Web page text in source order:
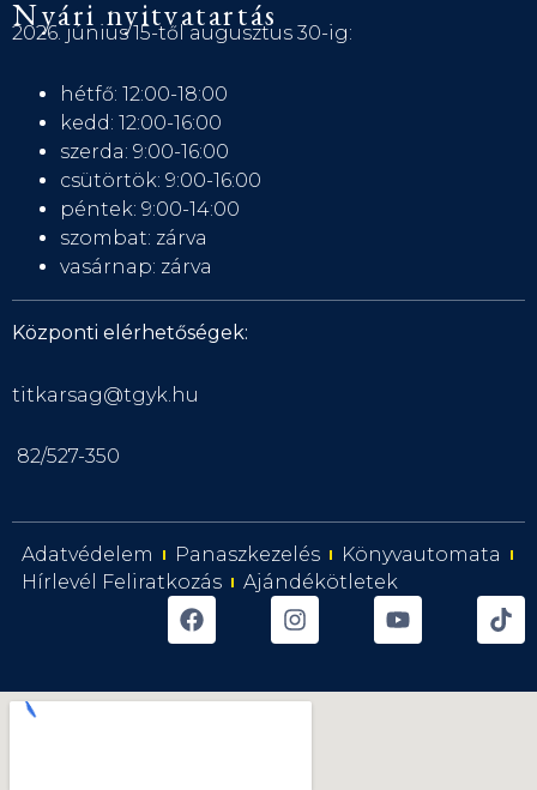
Nyári nyitvatartás
2026. június 15-től augusztus 30-ig:
hétfő: 12:00-18:00
kedd: 12:00-16:00
szerda: 9:00-16:00
csütörtök: 9:00-16:00
péntek: 9:00-14:00
szombat: zárva
vasárnap: zárva
Központi elérhetőségek:
titkarsag@tgyk.hu
82/527-350
Adatvédelem Panaszkezelés
Könyvautomata
Hírlevél Feliratkozás
Ajándékötletek